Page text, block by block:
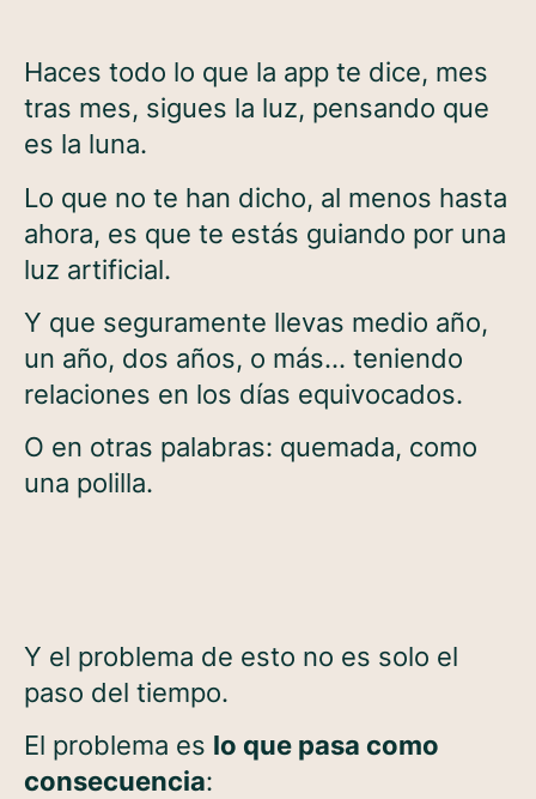
Haces todo lo que la app te dice, mes
tras mes, sigues la luz, pensando que
es la luna.
Lo que no te han dicho, al menos hasta
ahora, es que te estás guiando por una
luz artificial.
Y que seguramente llevas medio año,
un año, dos años, o más… teniendo
relaciones en los días equivocados.
O en otras palabras: quemada, como
una polilla.
Y el problema de esto no es solo el
paso del tiempo.
El problema es lo que pasa como
consecuencia: